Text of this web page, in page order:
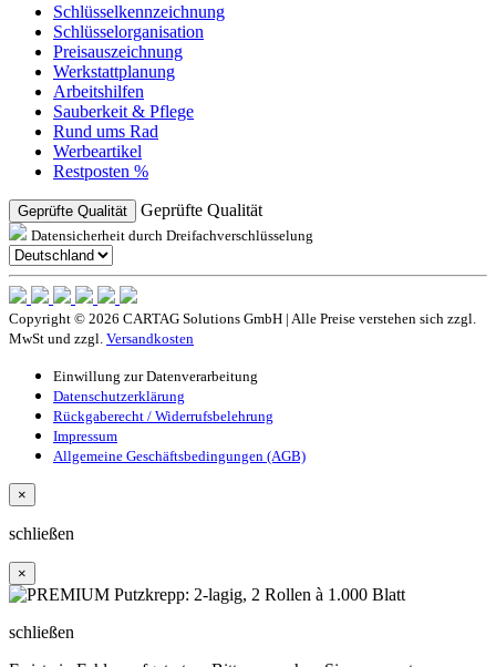
Schlüsselkennzeichnung
Schlüsselorganisation
Preisauszeichnung
Werkstattplanung
Arbeitshilfen
Sauberkeit & Pflege
Rund ums Rad
Werbeartikel
Restposten %
Geprüfte Qualität Geprüfte Qualität
Datensicherheit durch Dreifachverschlüsselung
Copyright © 2026 CARTAG Solutions GmbH | Alle Preise verstehen sich zzgl.
MwSt und zzgl. Versandkosten
Einwillung zur Datenverarbeitung
Datenschutzerklärung
Rückgaberecht / Widerrufsbelehrung
Impressum
Allgemeine Geschäftsbedingungen (AGB)
×
schließen
×
schließen